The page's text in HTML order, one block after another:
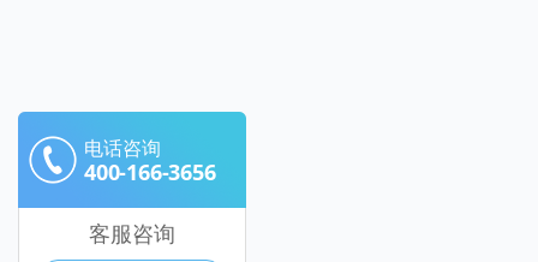
电话咨询
400-166-3656
客服咨询